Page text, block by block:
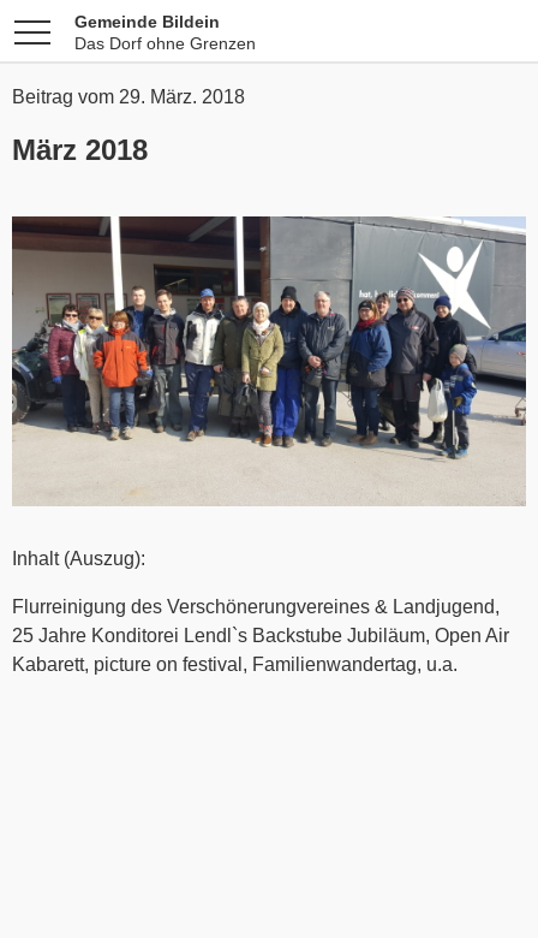
Gemeinde Bildein
Das Dorf ohne Grenzen
Beitrag vom 29. März. 2018
März 2018
Inhalt (Auszug):
Flurreinigung des Verschönerungvereines & Landjugend,
25 Jahre Konditorei Lendl`s Backstube Jubiläum, Open Air
Kabarett, picture on festival, Familienwandertag, u.a.